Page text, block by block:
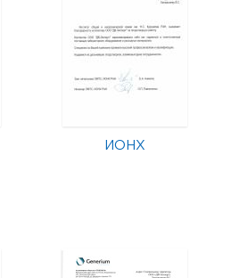
ИОНХ